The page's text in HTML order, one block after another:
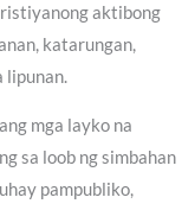
aktibong
katarungan,
lipunan.
mga layko na
sa loob ng simbahan
pampubliko,